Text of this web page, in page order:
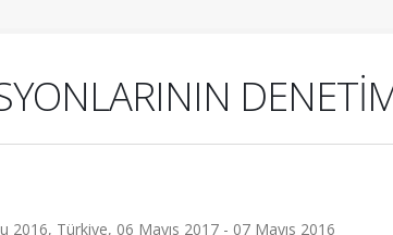
Türkiye, 06 Mayıs 2017 - 07 Mayıs 2016